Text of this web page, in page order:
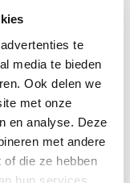
te
media te bieden
Ook delen we
met onze
en analyse. Deze
met andere
die ze hebben
hun services.